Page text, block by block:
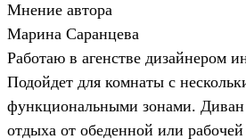
Мнение автора
Марина Саранцева
Работаю в агенстве дизайнером
Подойдет для комнаты с
функциональными зонами. Диван
отдыха от обеденной или